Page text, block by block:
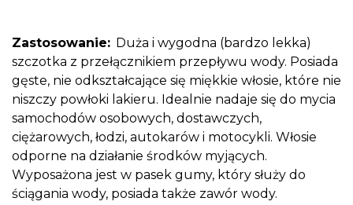
Zastosowanie: Duża i wygodna (bardzo lekka)
szczotka z przełącznikiem przepływu wody. Posiada
gęste, nie odkształcające się miękkie włosie, które nie
niszczy powłoki lakieru. Idealnie nadaje się do mycia
samochodów osobowych, dostawczych,
ciężarowych, łodzi, autokarów i motocykli. Włosie
odporne na działanie środków myjących.
Wyposażona jest w pasek gumy, który służy do
ściągania wody, posiada także zawór wody.